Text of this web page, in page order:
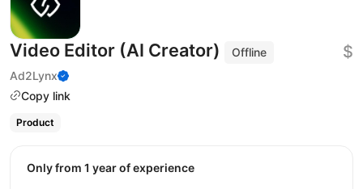
Video Editor (AI Creator)
Offline
Ad2Lynx
Copy link
$
Product
Only from 1 year of experience